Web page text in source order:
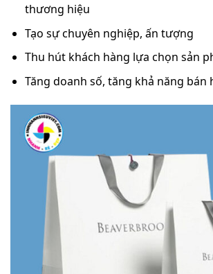
thương hiệu
Tạo sự chuyên nghiệp, ấn tượng
Thu hút khách hàng lựa chọn sản
Tăng doanh số, tăng khả năng bán